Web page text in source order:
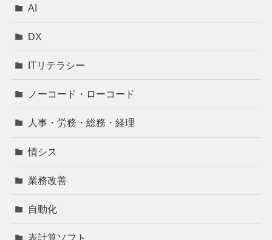
AI
DX
ITリテラシー
ノーコード・ローコード
人事・労務・総務・経理
情シス
業務改善
自動化
表計算ソフト